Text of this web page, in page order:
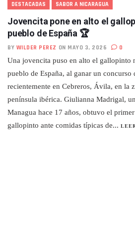
DESTACADAS SABOR A NICARAGUA
Jovencita pone en alto el
pueblo de España 🏆
BY WILDER PEREZ ON MAYO 3, 2026 0
Una jovencita puso en alto el gallopinto
pueblo de España, al ganar un concurso
recientemente en Cebreros, Ávila, en la
península ibérica. Giulianna Madrigal,
Managua hace 17 años, obtuvo el
gallopinto ante comidas típicas de...